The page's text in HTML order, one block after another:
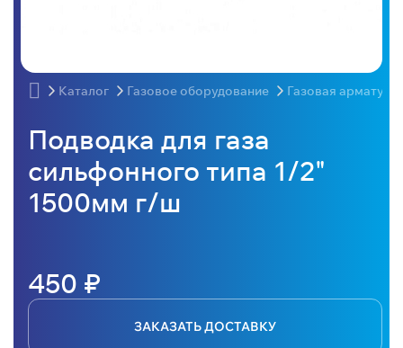
Каталог Газовое оборудование Газовая арматура
Подводка для газа
сильфонного типа 1/2"
1500мм г/ш
450 ₽
ЗАКАЗАТЬ ДОСТАВКУ